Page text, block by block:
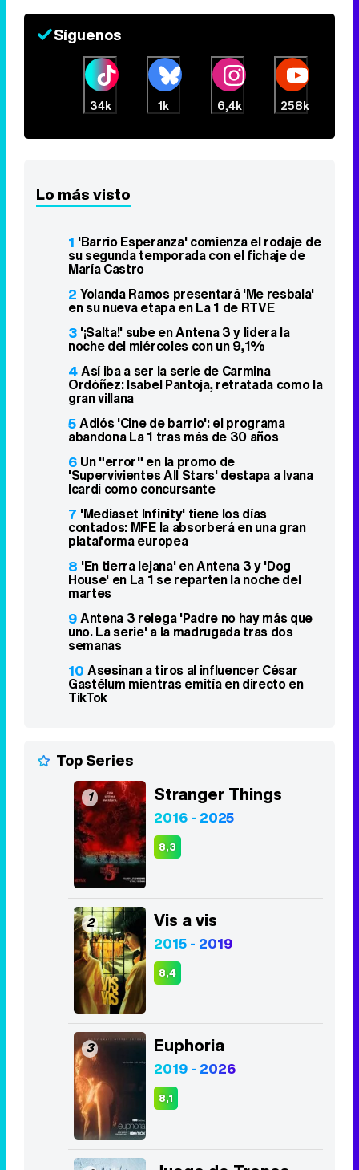
Síguenos
34k 1k 6,4k 258k
Lo más visto
1 'Barrio Esperanza' comienza el rodaje de
su segunda temporada con el fichaje de
María Castro
2 Yolanda Ramos presentará 'Me resbala'
en su nueva etapa en La 1 de RTVE
3 '¡Salta!' sube en Antena 3 y lidera la
noche del miércoles con un 9,1%
4Así iba a ser la serie de Carmina
Ordóñez: Isabel Pantoja, retratada como la
gran villana
5Adiós 'Cine de barrio': el programa
abandona La 1 tras más de 30 años
6 Un "error" en la promo de
'Supervivientes All Stars' destapa a Ivana
Icardi como concursante
7 'Mediaset Infinity' tiene los días
contados: MFE la absorberá en una gran
plataforma europea
8 'En tierra lejana' en Antena 3 y 'Dog
House' en La 1 se reparten la noche del
martes
9Antena 3 relega 'Padre no hay más que
uno. La serie' a la madrugada tras dos
semanas
10 Asesinan a tiros al influencer César
Gastélum mientras emitía en directo en
TikTok
Top Series
1 Stranger Things
2016 - 2025
8,3
2 Vis a vis
2015 - 2019
8,4
3 Euphoria
2019 - 2026
8,1